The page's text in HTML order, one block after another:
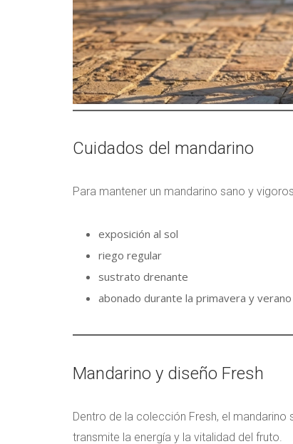
Cuidados del mandarino
Para mantener un mandarino sano y
exposición al sol
riego regular
sustrato drenante
abonado durante la primavera y verano
Mandarino y diseño Fresh
Dentro de la colección Fresh, el mandarino
transmite la energía y la vitalidad del fruto.